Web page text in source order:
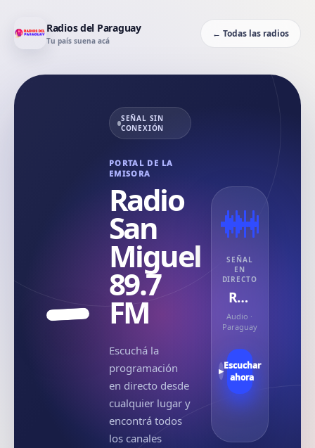
Radios del Paraguay
Tu país suena acá
← Todas las radios
SEÑAL SIN
CONEXIÓN
PORTAL DE LA
EMISORA
Radio
San
Miguel
89.7
FM
Escuchá la
programación
en directo desde
cualquier lugar y
encontrá todos
los canales
SEÑAL
EN
DIRECTO
Radio San Miguel 89.7 FM
Audio ·
Paraguay
▶Escuchar
ahora